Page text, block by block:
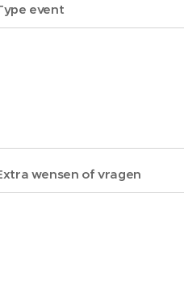
event
wensen of vragen